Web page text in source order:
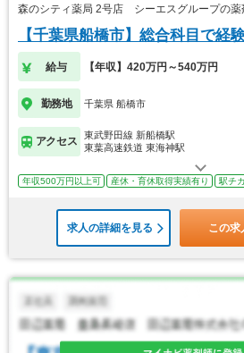
森のシティ薬局 2号店 シーエスグループの薬
【千葉県船橋市】総合科目で経
給与 【年収】420万円～540万円
勤務地 千葉県 船橋市
アクセス
東武野田線 新船橋駅
東葉高速鉄道 東海神駅
年収500万円以上可 産休・育休取得実績有り 駅チカ
求人の詳細を見る この求